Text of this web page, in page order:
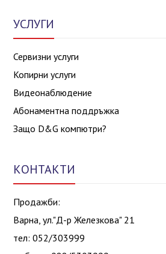
УСЛУГИ
Сервизни услуги
Копирни услуги
Видеонаблюдение
Абонаментна поддръжка
Защо D&G компютри?
КОНТАКТИ
Продажби:
Варна, ул."Д-р Железкова" 21
тел: 052/303999